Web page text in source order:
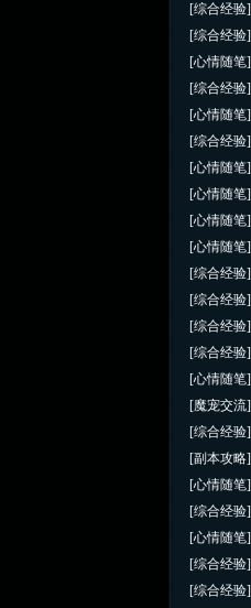
[综合经验]
[综合经验]
[心情随笔]
[综合经验]
[心情随笔]
[综合经验]
[心情随笔]
[心情随笔]
[心情随笔]
[心情随笔]
[综合经验]
[综合经验]
[综合经验]
[综合经验]
[心情随笔]
[魔宠交流]
[综合经验]
[副本攻略]
[心情随笔]
[综合经验]
[心情随笔]
[综合经验]
[综合经验]